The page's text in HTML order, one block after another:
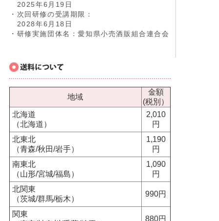
2025年6月19日
・次回研修の受講期限：
2028年6月18日
・研修実施団体名：愛知県小売酒販組合連合会
地域
金額
(税別）
北海道
（北海道）
2,010
円
北東北
（青森/秋田/岩手）
1,190
円
南東北
（山形/宮城/福島）
1,090
円
北関東
（茨城/群馬/栃木）
990円
関東
880円